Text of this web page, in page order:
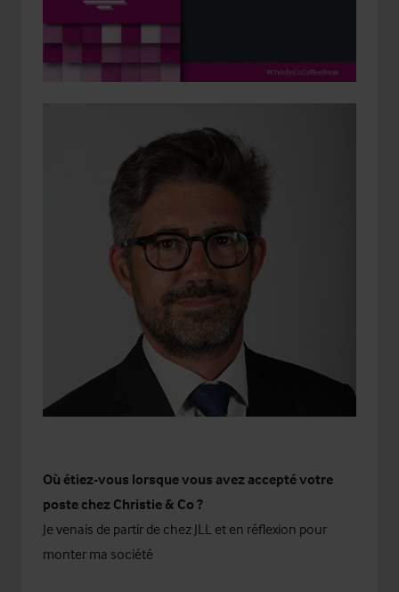
Où étiez-vous lorsque vous avez accepté votre
poste chez Christie & Co ?
Je venais de partir de chez JLL et en réflexion pour
monter ma société